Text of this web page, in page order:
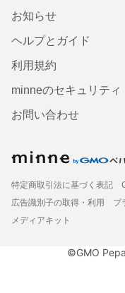
お知らせ
ヘルプとガイド
利用規約
minneのセキュリティ
お問い合わせ
特定商取引法に基づく表記
広告識別子の取得・利用
プ
メディアキット
©GMO